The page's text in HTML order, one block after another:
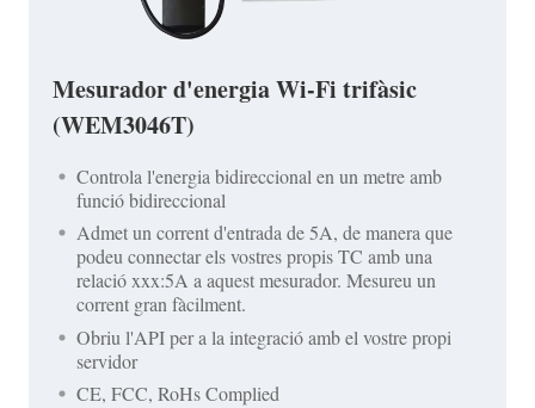
Mesurador d'energia Wi-Fi trifàsic
(WEM3046T)
Controla l'energia bidireccional en un metre amb
funció bidireccional
Admet un corrent d'entrada de 5A, de manera que
podeu connectar els vostres propis TC amb una
relació xxx:5A a aquest mesurador. Mesureu un
corrent gran fàcilment.
Obriu l'API per a la integració amb el vostre propi
servidor
CE, FCC, RoHs Complied